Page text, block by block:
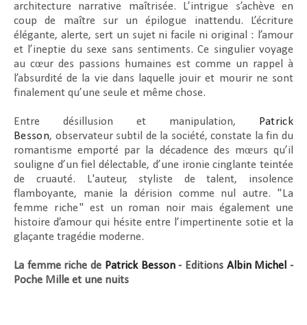
architecture narrative maîtrisée. L’intrigue s’achève en
coup de maître sur un épilogue inattendu. L’écriture
élégante, alerte, sert un sujet ni facile ni original : l’amour
et l’ineptie du sexe sans sentiments. Ce singulier voyage
au cœur des passions humaines est comme un rappel à
l’absurdité de la vie dans laquelle jouir et mourir ne sont
finalement qu’une seule et même chose.
Entre désillusion et manipulation,
Patrick
Besson, observateur subtil de la société, constate la fin du
romantisme emporté par la décadence des mœurs qu’il
souligne d’un fiel délectable, d’une ironie cinglante teintée
de cruauté.
L'auteur, styliste de talent, insolence
flamboyante, manie la dérision comme nul autre. " La
femme riche" est un roman noir mais également une
histoire d’amour qui hésite entre l’impertinente sotie et la
glaçante tragédie moderne.
La femme riche de Patrick Besson- Editions Albin Michel -
Poche Mille et une nuits